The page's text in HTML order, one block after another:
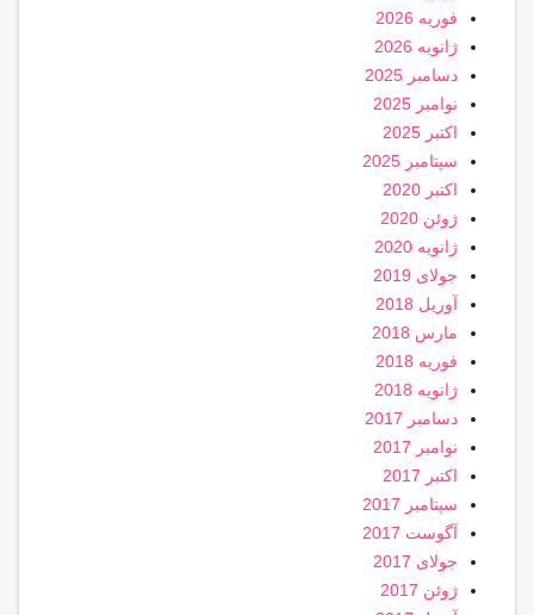
فوریه 2026
ژانویه 2026
دسامبر 2025
نوامبر 2025
اکتبر 2025
سپتامبر 2025
اکتبر 2020
ژوئن 2020
ژانویه 2020
جولای 2019
آوریل 2018
مارس 2018
فوریه 2018
ژانویه 2018
دسامبر 2017
نوامبر 2017
اکتبر 2017
سپتامبر 2017
آگوست 2017
جولای 2017
ژوئن 2017